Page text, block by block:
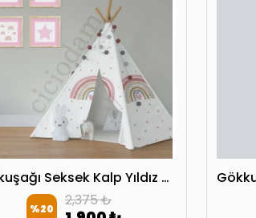
Gökkuşağı Seksek Kalp Yıldız Oyun Çadırı
%20 2,375 ₺